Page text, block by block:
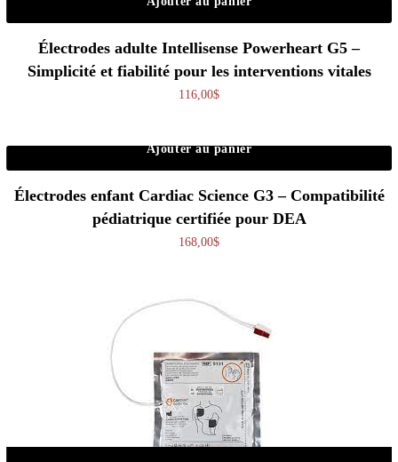
Électrodes adulte Intellisense Powerheart G5 –
Simplicité et fiabilité pour les interventions vitales
116,00$
Ajouter au panier
Électrodes enfant Cardiac Science G3 – Compatibilité
pédiatrique certifiée pour DEA
168,00$